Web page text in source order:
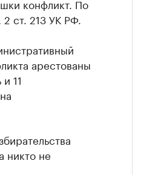
конфликт. По
ст. 213 УК РФ.
арестованы
11
никто не